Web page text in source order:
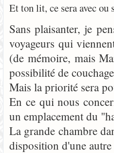
Et ton lit, ce sera avec
Sans plaisanter, je
voyageurs qui
(de mémoire, mais
possibilité de
Mais la priorité sera
En ce qui nous
un emplacement du
La grande chambre
disposition d'une